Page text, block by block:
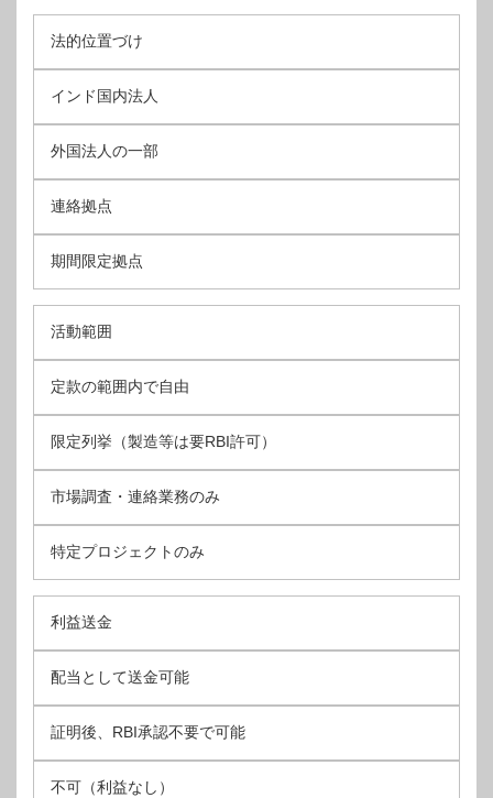
法的位置づけ
インド国内法人
外国法人の一部
連絡拠点
期間限定拠点
活動範囲
定款の範囲内で自由
限定列挙（製造等は要RBI許可）
市場調査・連絡業務のみ
特定プロジェクトのみ
利益送金
配当として送金可能
証明後、RBI承認不要で可能
不可（利益なし）